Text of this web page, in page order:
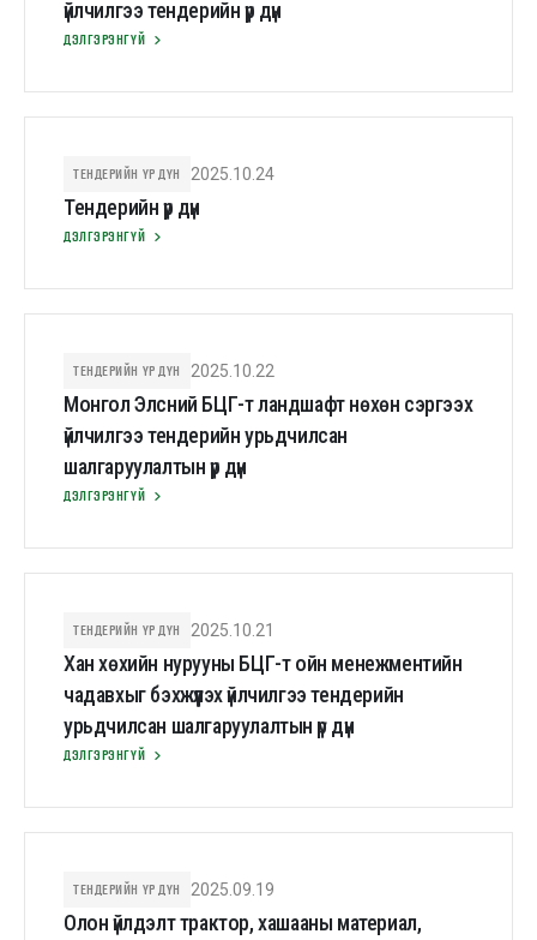
үйлчилгээ тендерийн үр дүн
ДЭЛГЭРЭНГҮЙ
ТЕНДЕРИЙН ҮР ДҮН 2025.10.24
Тендерийн үр дүн
ДЭЛГЭРЭНГҮЙ
ТЕНДЕРИЙН ҮР ДҮН 2025.10.22
Монгол Элсний БЦГ-т ландшафт нөхөн сэргээх
үйлчилгээ тендерийн урьдчилсан
шалгаруулалтын үр дүн
ДЭЛГЭРЭНГҮЙ
ТЕНДЕРИЙН ҮР ДҮН 2025.10.21
Хан хөхийн нурууны БЦГ-т ойн менежментийн
чадавхыг бэхжүүлэх үйлчилгээ тендерийн
урьдчилсан шалгаруулалтын үр дүн
ДЭЛГЭРЭНГҮЙ
ТЕНДЕРИЙН ҮР ДҮН 2025.09.19
Олон үйлдэлт трактор, хашааны материал,